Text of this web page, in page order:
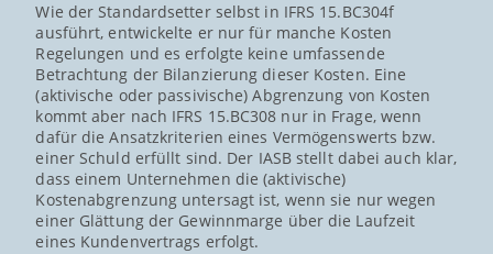
Wie der Standardsetter selbst in IFRS 15.BC304f
ausführt, entwickelte er nur für manche Kosten
Regelungen und es erfolgte keine umfassende
Betrachtung der Bilanzierung dieser Kosten. Eine
(aktivische oder passivische) Abgrenzung von Kosten
kommt aber nach IFRS 15.BC308 nur in Frage, wenn
dafür die Ansatzkriterien eines Vermögenswerts bzw.
einer Schuld erfüllt sind. Der IASB stellt dabei auch klar,
dass einem Unternehmen die (aktivische)
Kostenabgrenzung untersagt ist, wenn sie nur wegen
einer Glättung der Gewinnmarge über die Laufzeit
eines Kundenvertrags erfolgt.